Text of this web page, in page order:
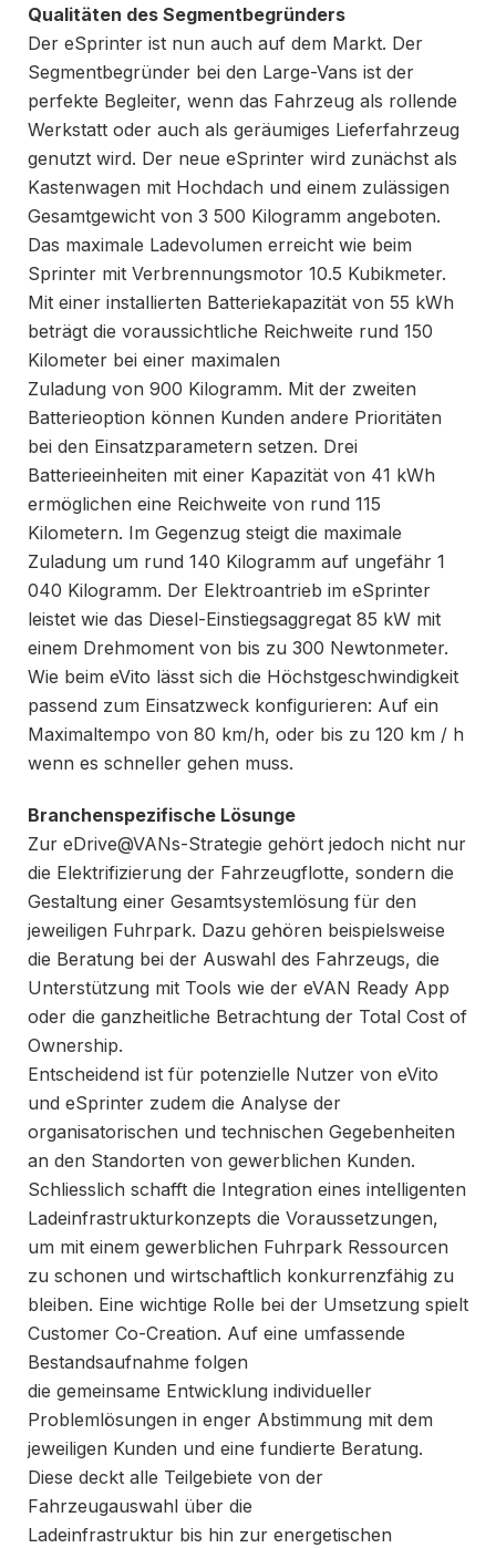
Qualitäten des Segmentbegründers
Der eSprinter ist nun auch auf dem Markt. Der
Segmentbegründer bei den Large-Vans ist der
perfekte Begleiter, wenn das Fahrzeug als rollende
Werkstatt oder auch als geräumiges Lieferfahrzeug
genutzt wird. Der neue eSprinter wird zunächst als
Kastenwagen mit Hochdach und einem zulässigen
Gesamtgewicht von 3 500 Kilogramm angeboten.
Das maximale Ladevolumen erreicht wie beim
Sprinter mit Verbrennungsmotor 10.5 Kubikmeter.
Mit einer installierten Batteriekapazität von 55 kWh
beträgt die voraussichtliche Reichweite rund 150
Kilometer bei einer maximalen
Zuladung von 900 Kilogramm. Mit der zweiten
Batterieoption können Kunden andere Prioritäten
bei den Einsatzparametern setzen. Drei
Batterieeinheiten mit einer Kapazität von 41 kWh
ermöglichen eine Reichweite von rund 115
Kilometern. Im Gegenzug steigt die maximale
Zuladung um rund 140 Kilogramm auf ungefähr 1
040 Kilogramm. Der Elektroantrieb im eSprinter
leistet wie das Diesel-Einstiegsaggregat 85 kW mit
einem Drehmoment von bis zu 300 Newtonmeter.
Wie beim eVito lässt sich die Höchstgeschwindigkeit
passend zum Einsatzweck konfigurieren: Auf ein
Maximaltempo von 80 km/h, oder bis zu 120 km / h
wenn es schneller gehen muss.
Branchenspezifische Lösunge
Zur eDrive@VANs-Strategie gehört jedoch nicht nur
die Elektrifizierung der Fahrzeugflotte, sondern die
Gestaltung einer Gesamtsystemlösung für den
jeweiligen Fuhrpark. Dazu gehören beispielsweise
die Beratung bei der Auswahl des Fahrzeugs, die
Unterstützung mit Tools wie der eVAN Ready App
oder die ganzheitliche Betrachtung der Total Cost of
Ownership.
Entscheidend ist für potenzielle Nutzer von eVito
und eSprinter zudem die Analyse der
organisatorischen und technischen Gegebenheiten
an den Standorten von gewerblichen Kunden.
Schliesslich schafft die Integration eines intelligenten
Ladeinfrastrukturkonzepts die Voraussetzungen,
um mit einem gewerblichen Fuhrpark Ressourcen
zu schonen und wirtschaftlich konkurrenzfähig zu
bleiben. Eine wichtige Rolle bei der Umsetzung spielt
Customer Co-Creation. Auf eine umfassende
Bestandsaufnahme folgen
die gemeinsame Entwicklung individueller
Problemlösungen in enger Abstimmung mit dem
jeweiligen Kunden und eine fundierte Beratung.
Diese deckt alle Teilgebiete von der
Fahrzeugauswahl über die
Ladeinfrastruktur bis hin zur energetischen